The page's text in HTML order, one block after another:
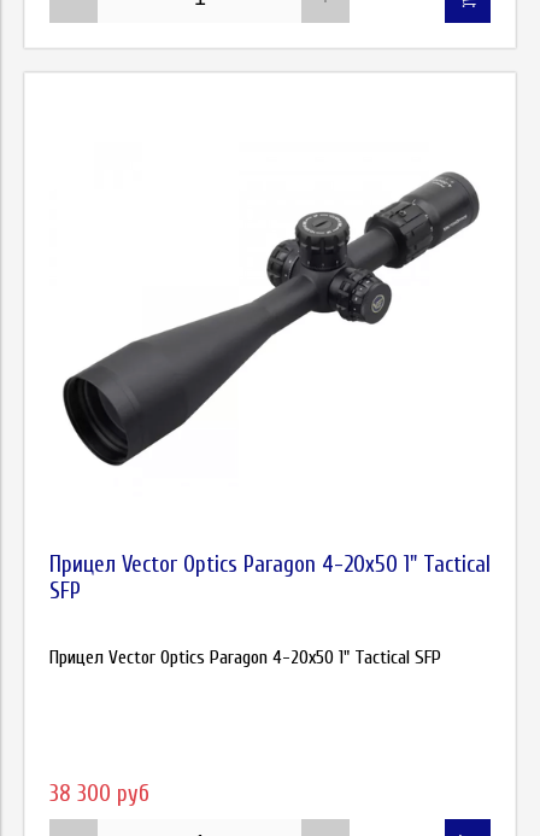
Прицел Vector Optics Paragon 4-20x50 1" Tactical
SFP
Прицел Vector Optics Paragon 4-20x50 1" Tactical SFP
38 300 руб